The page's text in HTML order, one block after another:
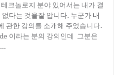
크놀로지 분야 있어서는 내가 결
다는 것을잘 압니다. 누군가 내
관한 강의를 소개해 주었습니다.
이라는 분의 강의인데 그분은
…